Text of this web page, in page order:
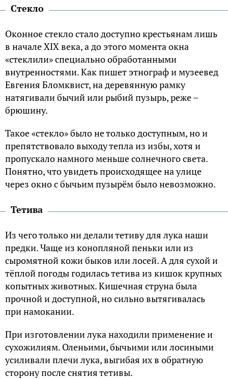
Стекло
Оконное стекло стало доступно крестьянам лишь
в начале XIX века, а до этого момента окна
«стеклили» специально обработанными
внутренностями. Как пишет этнограф и музеевед
Евгения Бломквист, на деревянную рамку
натягивали бычий или рыбий пузырь, реже –
брюшину.
Такое «стекло» было не только доступным, но и
препятствовало выходу тепла из избы, хотя и
пропускало намного меньше солнечного света.
Понятно, что увидеть происходящее на улице
через окно с бычьим пузырём было невозможно.
Тетива
Из чего только ни делали тетиву для лука наши
предки. Чаще из конопляной пеньки или из
сыромятной кожи быков или лосей. А для сухой и
тёплой погоды годилась тетива из кишок крупных
копытных животных. Кишечная струна была
прочной и доступной, но сильно вытягивалась
при намокании.
При изготовлении лука находили применение и
сухожилиям. Оленьими, бычьими или лосиными
усиливали плечи лука, выгибая их в обратную
сторону после снятия тетивы.